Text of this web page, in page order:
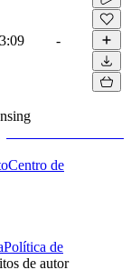
3:09 -
Centro de
Política de
de autor